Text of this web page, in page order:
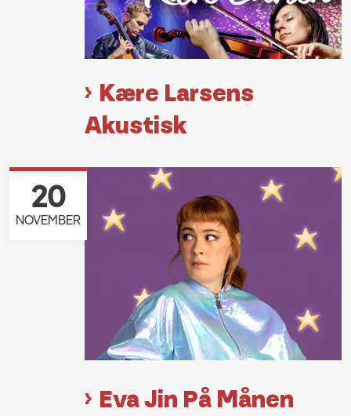
Kære Larsens
Akustisk
Eva Jin På Månen
20
NOVEMBER